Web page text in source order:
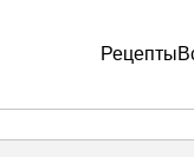
Рецепты